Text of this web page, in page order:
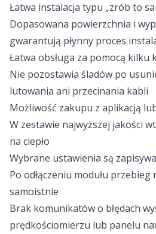
Łatwa instalacja typu „zrób to
Dopasowana powierzchnia i
gwarantują płynny proces
Łatwa obsługa za pomocą kilku
Nie pozostawia śladów po
lutowania ani przecinania kabli
Możliwość zakupu z aplikacją
W zestawie najwyższej jakości
na ciepło
Wybrane ustawienia są
Po odłączeniu modułu przebieg
samoistnie
Brak komunikatów o błędach
prędkościomierzu lub panelu